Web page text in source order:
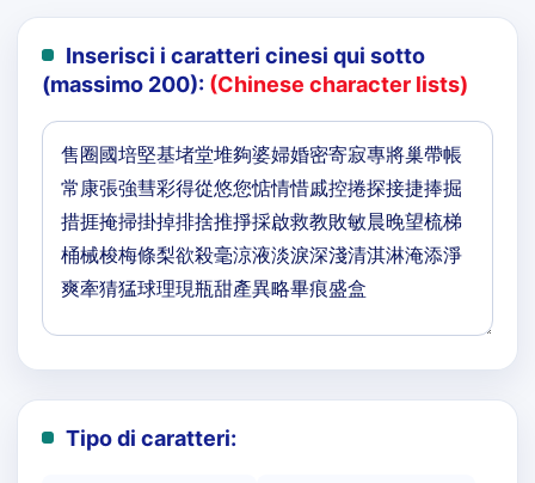
Inserisci i caratteri cinesi qui sotto
(massimo 200): (Chinese character lists)
Tipo di caratteri: